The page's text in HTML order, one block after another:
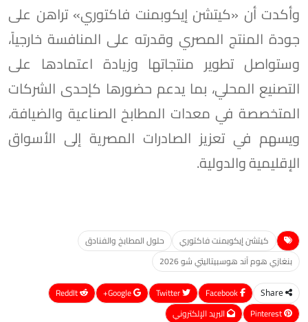
وأكدت أن «كيتشن إيكوبمنت فاكتوري» تراهن على
جودة المنتج المصري وقدرته على المنافسة خارجياً،
وستواصل تطوير منتجاتها وزيادة اعتمادها على
التصنيع المحلي، بما يدعم حضورها كإحدى الشركات
المتخصصة في معدات المطابخ الصناعية والضيافة،
ويسهم في تعزيز الصادرات المصرية إلى الأسواق
الإقليمية والدولية.
كيتشن إيكوبمنت فاكتوري
حلول المطابخ والفنادق
بنغازي هوم آند هوسبيتاليتي شو 2026
Share
Google+
ReddIt
Pinterest
البريد الإلكتروني